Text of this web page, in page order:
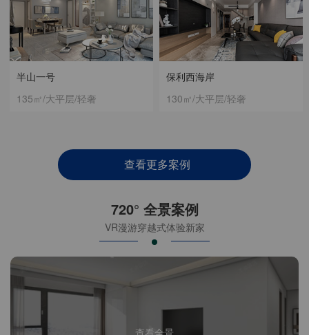
保利西海岸
130㎡/大平层/轻奢
半山一号
135㎡/大平层/轻奢
查看更多案例
720° 全景案例
VR漫游穿越式体验新家
查看全景